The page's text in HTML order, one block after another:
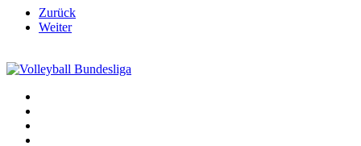
Zurück
Weiter